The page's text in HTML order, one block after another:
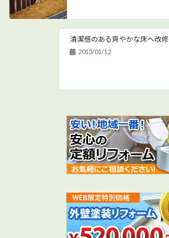
清潔感のある爽やかな床へ改修
2013/01/12